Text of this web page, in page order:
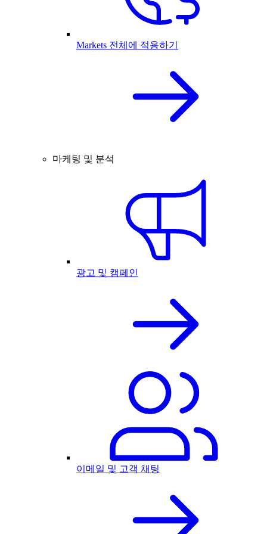
Markets 전체에 적용하기
마케팅 및 분석
광고 및 캠페인
이메일 및 고객 채팅